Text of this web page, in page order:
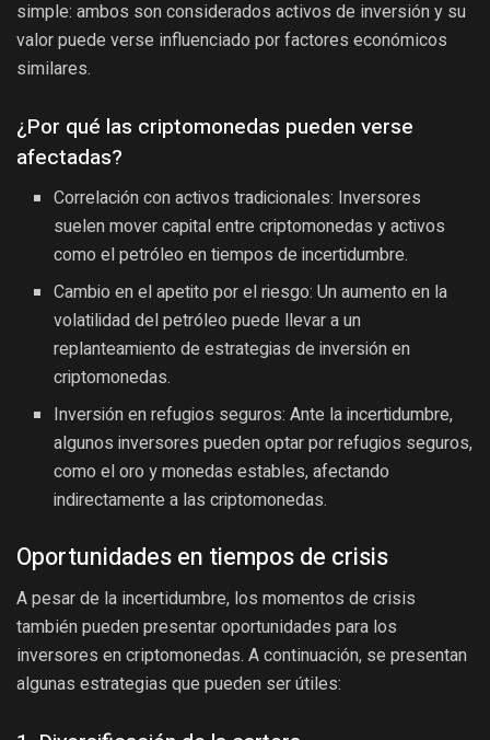
simple: ambos son considerados activos de inversión y su
valor puede verse influenciado por factores económicos
similares.
¿Por qué las criptomonedas pueden verse
afectadas?
Correlación con activos tradicionales: Inversores
suelen mover capital entre criptomonedas y activos
como el petróleo en tiempos de incertidumbre.
Cambio en el apetito por el riesgo: Un aumento en la
volatilidad del petróleo puede llevar a un
replanteamiento de estrategias de inversión en
criptomonedas.
Inversión en refugios seguros: Ante la incertidumbre,
algunos inversores pueden optar por refugios seguros,
como el oro y monedas estables, afectando
indirectamente a las criptomonedas.
Oportunidades en tiempos de crisis
A pesar de la incertidumbre, los momentos de crisis
también pueden presentar oportunidades para los
inversores en criptomonedas. A continuación, se presentan
algunas estrategias que pueden ser útiles: